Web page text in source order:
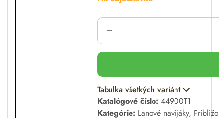
A
l
t
Tabuľka všetkých variánt
Katalógové číslo: 44900T1
Kategórie: Lanové navijáky,